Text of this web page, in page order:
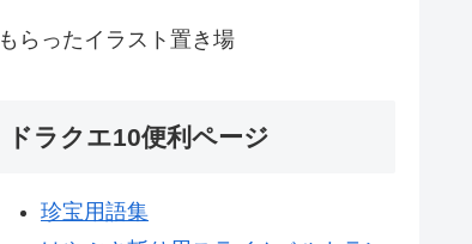
もらったイラスト置き場
ドラクエ10便利ページ
珍宝用語集